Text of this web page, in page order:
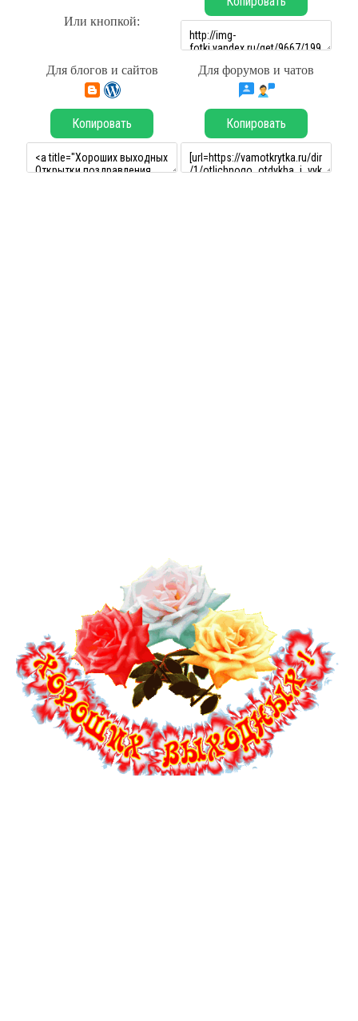
Или кнопкой:
Для блогов и сайтов Для форумов и чатов
Копировать Копировать